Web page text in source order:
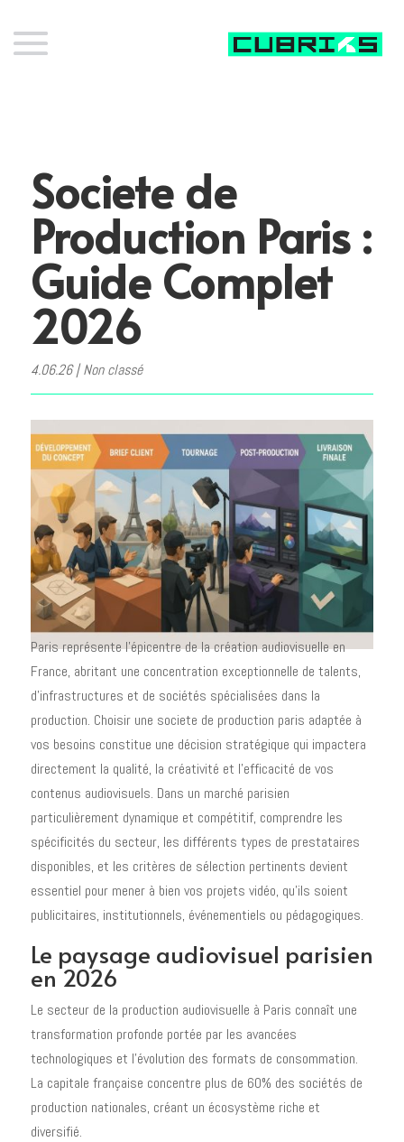
Societe de
Production Paris :
Guide Complet
2026
4.06.26|Non classé
Paris représente l'épicentre de la création audiovisuelle en
France, abritant une concentration exceptionnelle de talents,
d'infrastructures et de sociétés spécialisées dans la
production. Choisir une societe de production paris adaptée à
vos besoins constitue une décision stratégique qui impactera
directement la qualité, la créativité et l'efficacité de vos
contenus audiovisuels. Dans un marché parisien
particulièrement dynamique et compétitif, comprendre les
spécificités du secteur, les différents types de prestataires
disponibles, et les critères de sélection pertinents devient
essentiel pour mener à bien vos projets vidéo, qu'ils soient
publicitaires, institutionnels, événementiels ou pédagogiques.
Le paysage audiovisuel parisien
en 2026
Le secteur de la production audiovisuelle à Paris connaît une
transformation profonde portée par les avancées
technologiques et l'évolution des formats de consommation.
La capitale française concentre plus de 60% des sociétés de
production nationales, créant un écosystème riche et
diversifié.